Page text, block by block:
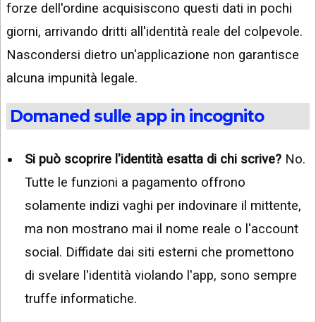
forze dell'ordine acquisiscono questi dati in pochi
giorni, arrivando dritti all'identità reale del colpevole.
Nascondersi dietro un'applicazione non garantisce
alcuna impunità legale.
Domaned sulle app in incognito
Si può scoprire l'identità esatta di chi scrive? No.
Tutte le funzioni a pagamento offrono
solamente indizi vaghi per indovinare il mittente,
ma non mostrano mai il nome reale o l'account
social. Diffidate dai siti esterni che promettono
di svelare l'identità violando l'app, sono sempre
truffe informatiche.